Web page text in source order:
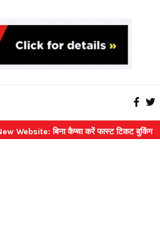
बिना कैप्चा करें फास्ट टिकट बुकिंग ⇝